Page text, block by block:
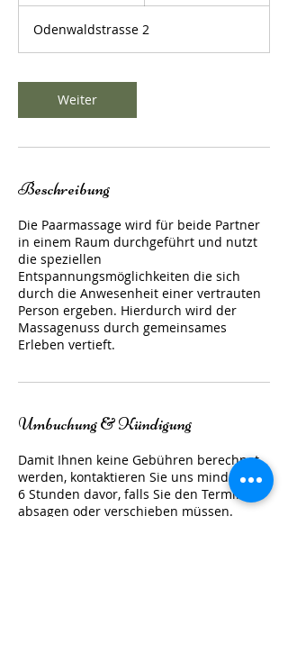
d
.
Odenwaldstrasse 2
Weiter
Beschreibung
Die Paarmassage wird für beide Partner
in einem Raum durchgeführt und nutzt
die speziellen
Entspannungsmöglichkeiten die sich
durch die Anwesenheit einer vertrauten
Person ergeben. Hierdurch wird der
Massagenuss durch gemeinsames
Erleben vertieft.
Umbuchung & Kündigung
Damit Ihnen keine Gebühren berechnet
werden, kontaktieren Sie uns mindestens
6 Stunden davor, falls Sie den Termin
absagen oder verschieben müssen.